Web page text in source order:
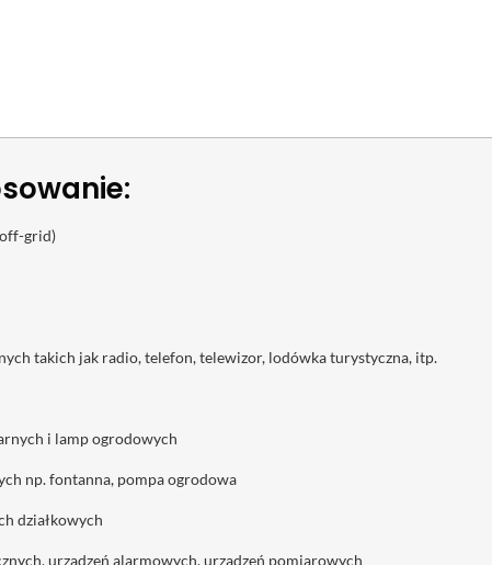
grid)
takich jak radio, telefon, telewizor, lodówka turystyczna, itp.
i lamp ogrodowych
np. fontanna, pompa ogrodowa
działkowych
urządzeń alarmowych, urządzeń pomiarowych